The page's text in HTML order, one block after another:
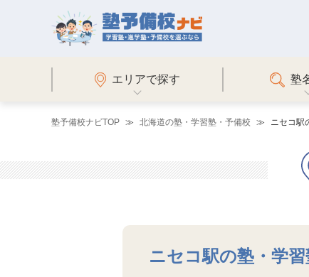
エリアで探す 塾
塾予備校ナビTOP 北海道の塾・学習塾・予備校 ニセコ駅
ニセコ駅の塾・学